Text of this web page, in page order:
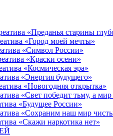
«Преданья старины
«Город моей мечты»
«Символ России»
«Краски осени»
«Космическая эра»
«Энергия будущего»
«Новогодняя открытка»
«Свет победит тьму, а
«Будущее России»
«Сохраним наш мир
«Скажи наркотика нет»